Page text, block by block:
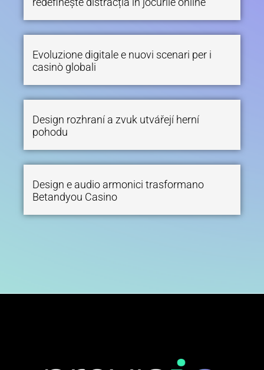
Evoluzione digitale e nuovi scenari per i
casinò globali
Design rozhraní a zvuk utvářejí herní
pohodu
Design e audio armonici trasformano
Betandyou Casino